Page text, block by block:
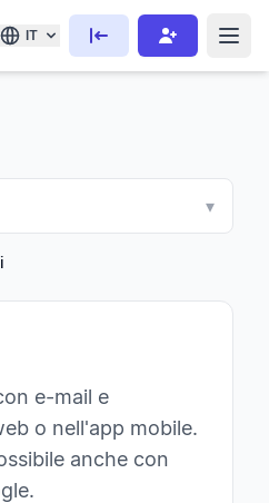
IT
▾
e-mail e
o nell'app mobile.
anche con